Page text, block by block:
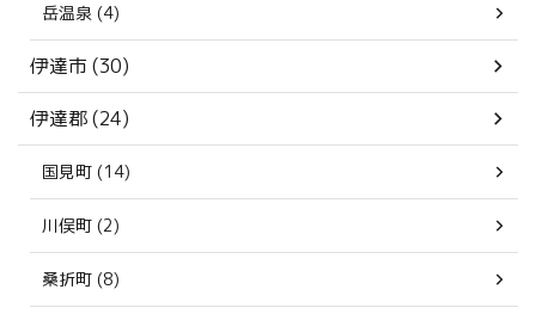
岳温泉 (4)
伊達市 (30)
伊達郡 (24)
国見町 (14)
川俣町 (2)
桑折町 (8)